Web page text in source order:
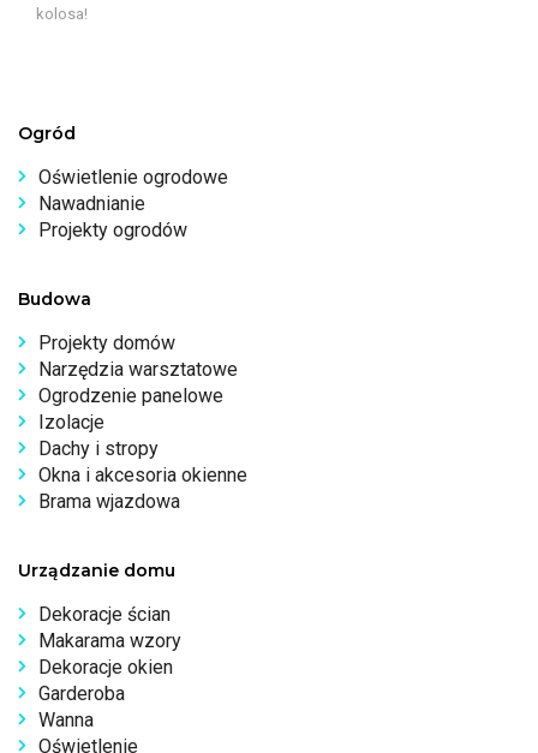
kolosa!
Ogród
Oświetlenie ogrodowe
Nawadnianie
Projekty ogrodów
Budowa
Projekty domów
Narzędzia warsztatowe
Ogrodzenie panelowe
Izolacje
Dachy i stropy
Okna i akcesoria okienne
Brama wjazdowa
Urządzanie domu
Dekoracje ścian
Makarama wzory
Dekoracje okien
Garderoba
Wanna
Oświetlenie